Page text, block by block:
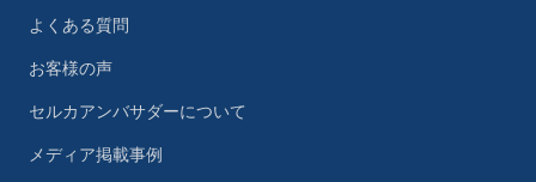
よくある質問
お客様の声
セルカアンバサダーについて
メディア掲載事例